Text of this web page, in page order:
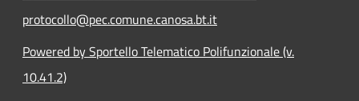
protocollo@pec.comune.canosa.bt.it
Powered by Sportello Telematico Polifunzionale (v.
10.41.2)